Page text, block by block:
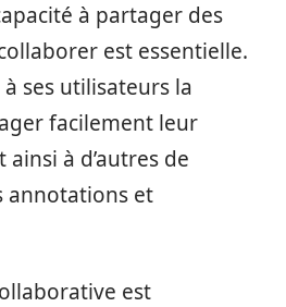
à partager des
est essentielle.
ses utilisateurs la
facilement leur
à d’autres de
annotations et
est